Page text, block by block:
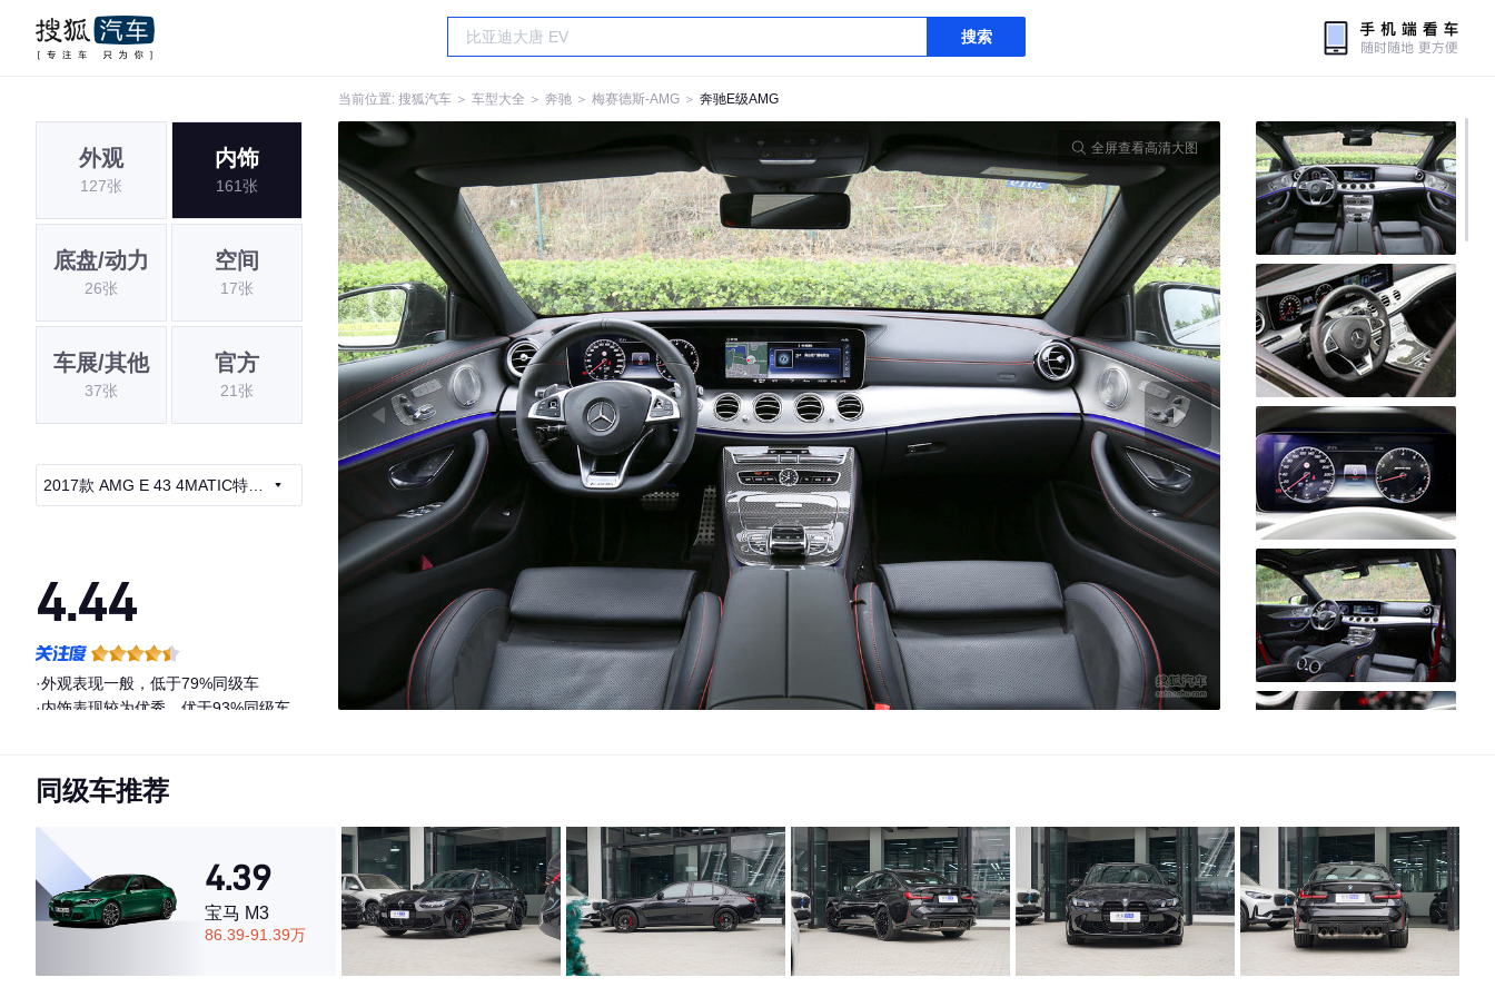
搜索
当前位置: 搜狐汽车 ＞ 车型大全 ＞ 奔驰 ＞ 梅赛德斯-AMG ＞ 奔驰E级AMG
外观
127张
内饰
161张
底盘/动力
26张
空间
17张
车展/其他
37张
官方
21张
2017款 AMG E 43 4MATIC特别
4.44
·外观表现一般，低于79%同级车
·内饰表现较为优秀，优于93%同级车
全屏查看高清大图
同级车推荐
4.39
宝马 M3
86.39-91.39万